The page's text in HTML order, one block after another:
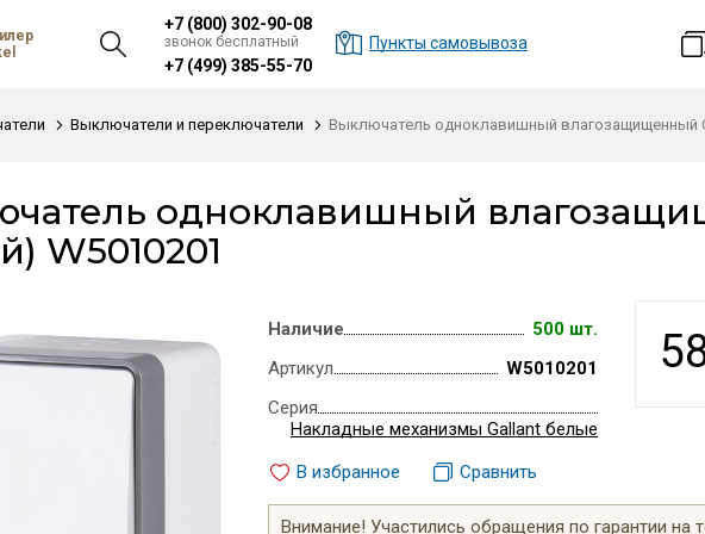
+7 (800) 302-90-08
звонок бесплатный
+7 (499) 385-55-70
Пункты самовывоза
Выключатели и переключатели Выключатель одноклавишный влагозащищенный
одноклавишный
W5010201
Наличие
500 шт.
Артикул
W5010201
Серия
Накладные механизмы Gallant белые
В избранное
Сравнить
Внимание! Участились обращения по гарантии на